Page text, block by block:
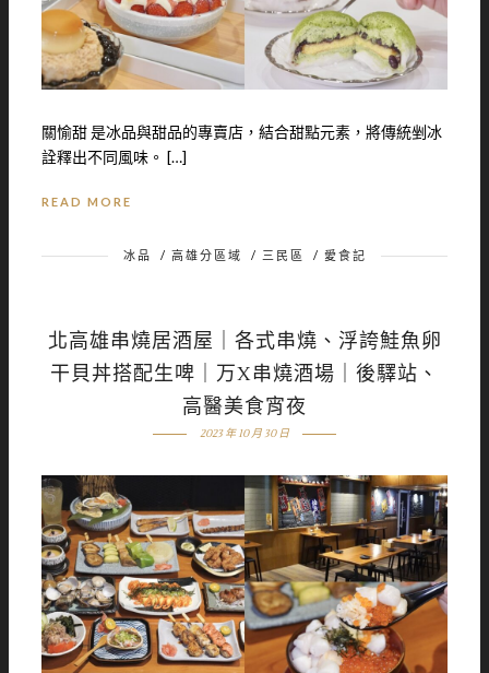
關愉甜 是冰品與甜品的專賣店，結合甜點元素，將傳統剉冰
詮釋出不同風味。 […]
READ MORE
冰品 / 高雄分區域 / 三民區 / 愛食記
北高雄串燒居酒屋｜各式串燒、浮誇鮭魚卵
干貝丼搭配生啤｜万X串燒酒場｜後驛站、
高醫美食宵夜
2023 年 10 月 30 日